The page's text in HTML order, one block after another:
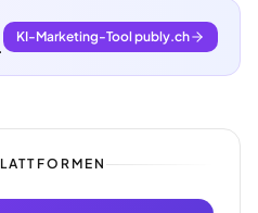
KI-Marketing-Tool publy.ch